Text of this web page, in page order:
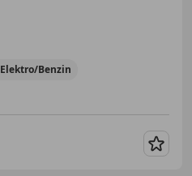
Elektro/Benzin